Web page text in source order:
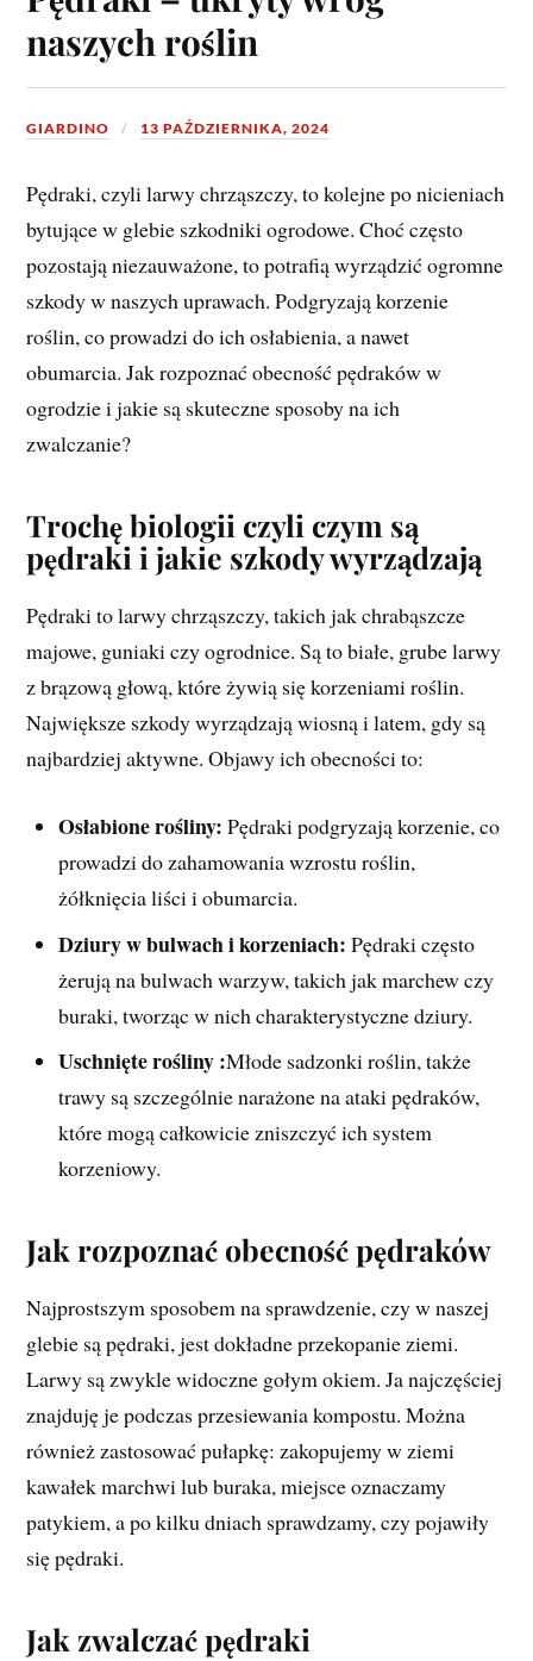
naszych roślin
GIARDINO 13 PAŹDZIERNIKA, 2024
Pędraki, czyli larwy chrząszczy, to kolejne po nicieniach
bytujące w glebie szkodniki ogrodowe. Choć często
pozostają niezauważone, to potrafią wyrządzić ogromne
szkody w naszych uprawach. Podgryzają korzenie
roślin, co prowadzi do ich osłabienia, a nawet
obumarcia. Jak rozpoznać obecność pędraków w
ogrodzie i jakie są skuteczne sposoby na ich
zwalczanie?
Trochę biologii czyli czym są
pędraki i jakie szkody wyrządzają
Pędraki to larwy chrząszczy, takich jak chrabąszcze
majowe, guniaki czy ogrodnice. Są to białe, grube larwy
z brązową głową, które żywią się korzeniami roślin.
Największe szkody wyrządzają wiosną i latem, gdy są
najbardziej aktywne. Objawy ich obecności to:
Osłabione rośliny: Pędraki podgryzają korzenie, co
prowadzi do zahamowania wzrostu roślin,
żółknięcia liści i obumarcia.
Dziury w bulwach i korzeniach: Pędraki często
żerują na bulwach warzyw, takich jak marchew czy
buraki, tworząc w nich charakterystyczne dziury.
Uschnięte rośliny:Młode sadzonki roślin, także
trawy są szczególnie narażone na ataki pędraków,
które mogą całkowicie zniszczyć ich system
korzeniowy.
Jak rozpoznać obecność pędraków
Najprostszym sposobem na sprawdzenie, czy w naszej
glebie są pędraki, jest dokładne przekopanie ziemi.
Larwy są zwykle widoczne gołym okiem. Ja najczęściej
znajduję je podczas przesiewania kompostu. Można
również zastosować pułapkę: zakopujemy w ziemi
kawałek marchwi lub buraka, miejsce oznaczamy
patykiem, a po kilku dniach sprawdzamy, czy pojawiły
się pędraki.
Jak zwalczać pędraki